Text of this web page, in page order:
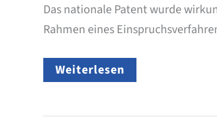
Das nationale Patent wurde
Rahmen eines
Anpassung
des
Weiterlesen